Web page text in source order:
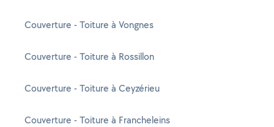
Couverture - Toiture à Vongnes
Couverture - Toiture à Rossillon
Couverture - Toiture à Ceyzérieu
Couverture - Toiture à Francheleins